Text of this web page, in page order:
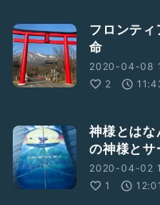
フロンテ
命
2020-04-08
2
神様とは
の神様と
2020-04-02
1
12:01